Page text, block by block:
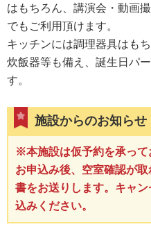
はもちろん、講演会・動画
でもご利用頂けます。
キッチンには調理器具はも
炊飯器等も備え、誕生日パ
す。
施設からのお知らせ
※本施設は仮予約を承っ
お申込み後、空室確認が
書をお送りします。キャ
込みください。